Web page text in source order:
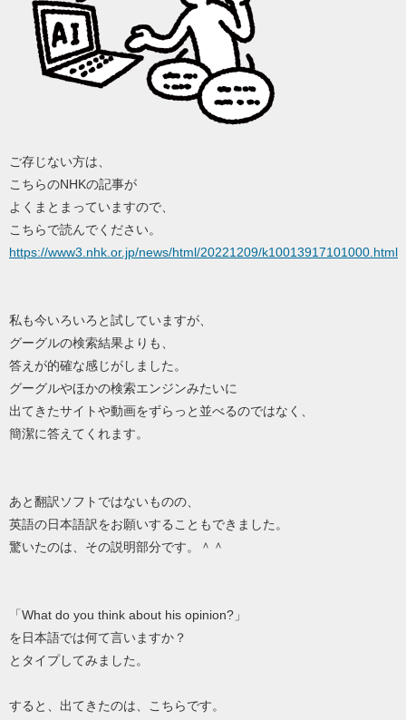
ご存じない方は、
こちらのNHKの記事が
よくまとまっていますので、
こちらで読んでください。
https://www3.nhk.or.jp/news/html/20221209/k10013917101000.html
私も今いろいろと試していますが、
グーグルの検索結果よりも、
答えが的確な感じがしました。
グーグルやほかの検索エンジンみたいに
出てきたサイトや動画をずらっと並べるのではなく、
簡潔に答えてくれます。
あと翻訳ソフトではないものの、
英語の日本語訳をお願いすることもできました。
驚いたのは、その説明部分です。＾＾
「What do you think about his opinion?」
を日本語では何て言いますか？
とタイプしてみました。
すると、出てきたのは、こちらです。